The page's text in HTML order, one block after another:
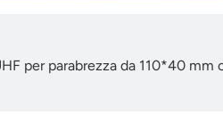
per parabrezza da 110*40 mm